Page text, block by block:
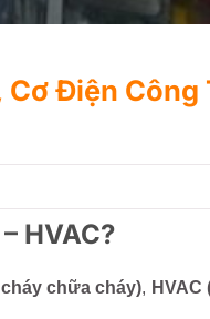
Cơ Điện Công
HVAC?
chữa cháy),